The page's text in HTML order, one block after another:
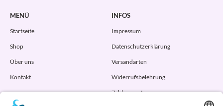
MENÜ
Startseite
Shop
Über uns
Kontakt
INFOS
Impressum
Datenschutzerklärung
Versandarten
Widerrufsbelehrung
Zahlungsarten